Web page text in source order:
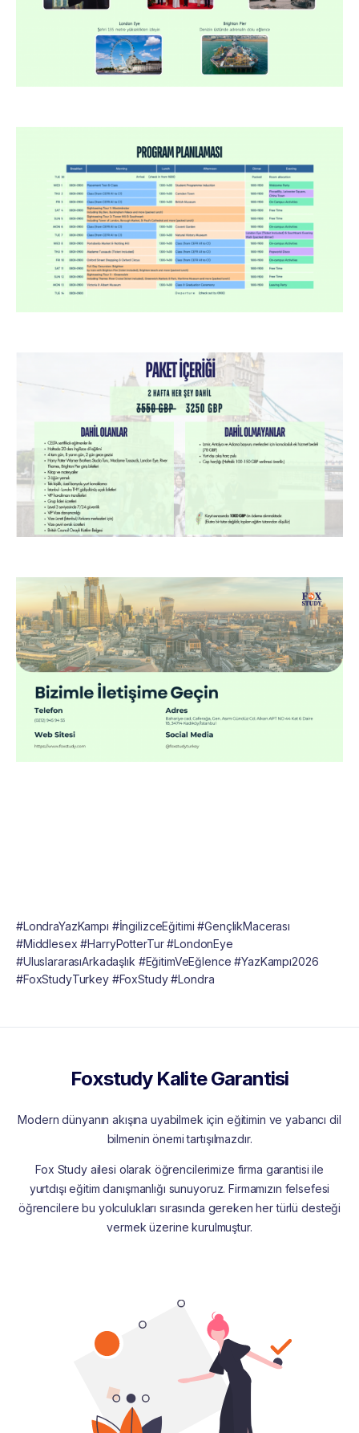
#LondraYazKampı #İngilizceEğitimi #GençlikMacerası
#Middlesex #HarryPotterTur #LondonEye
#UluslararasıArkadaşlık #EğitimVeEğlence #YazKampı2026
#FoxStudyTurkey #FoxStudy #Londra
Foxstudy Kalite Garantisi
Modern dünyanın akışına uyabilmek için eğitimin ve yabancı dil
bilmenin önemi tartışılmazdır.
Fox Study ailesi olarak öğrencilerimize firma garantisi ile
yurtdışı eğitim danışmanlığı sunuyoruz. Firmamızın felsefesi
öğrencilere bu yolculukları sırasında gereken her türlü desteği
vermek üzerine kurulmuştur.